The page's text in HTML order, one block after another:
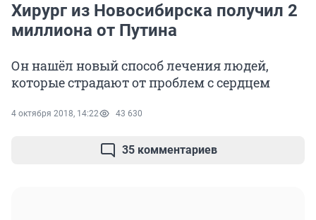
Хирург из Новосибирска получил 2
миллиона от Путина
Он нашёл новый способ лечения людей,
которые страдают от проблем с сердцем
4 октября 2018, 14:22 43 630
35 комментариев